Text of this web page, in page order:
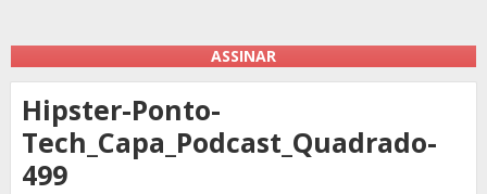
ASSINAR
Hipster-Ponto-
Tech_Capa_Podcast_Quadrado-
499